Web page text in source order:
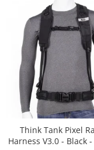
Think Tank Pixel
Harness V3.0 - Black